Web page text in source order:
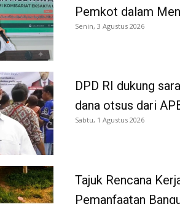
Pemkot dalam
Senin, 3 Agustus 2026
DPD RI dukung
dana otsus dari
Sabtu, 1 Agustus 2026
Tajuk Rencana
Pemanfaatan